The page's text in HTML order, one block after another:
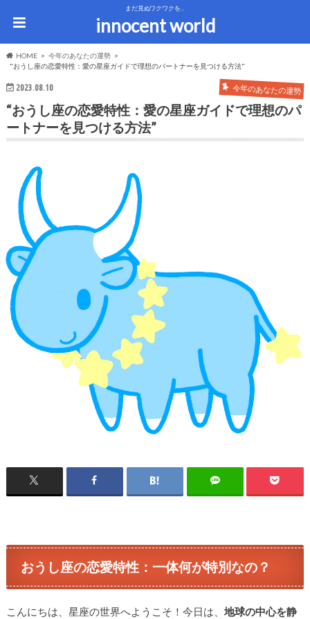
まだ見ぬワクワクを…
innocent world
HOME
今年のあなたの運勢
"おうし座の恋愛特性：愛の星座ガイドで理想のパートナーを見つける方法"
2023.08.10 今年のあなたの運勢
“おうし座の恋愛特性：愛の星座ガイドで理想のパ
ートナーを見つける方法”
おうし座の恋愛特性：一体何が特別なの？
こんにちは、星座の世界へようこそ！今日は、 地球の中心を静